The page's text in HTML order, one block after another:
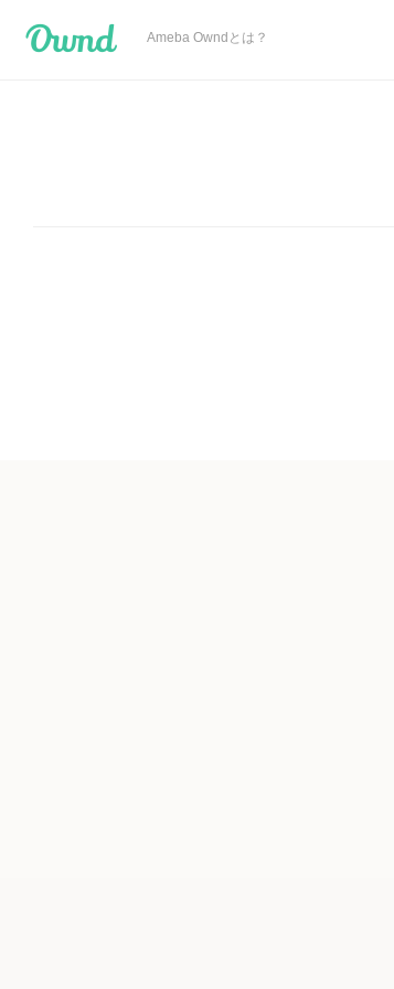
Ameba Ownd
Ameba Owndとは？